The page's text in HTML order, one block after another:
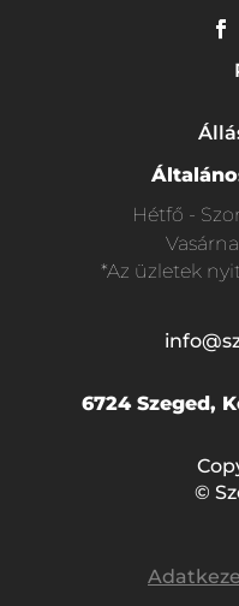
Hétfő -
*Az üzletek
6724 Szeged,
©